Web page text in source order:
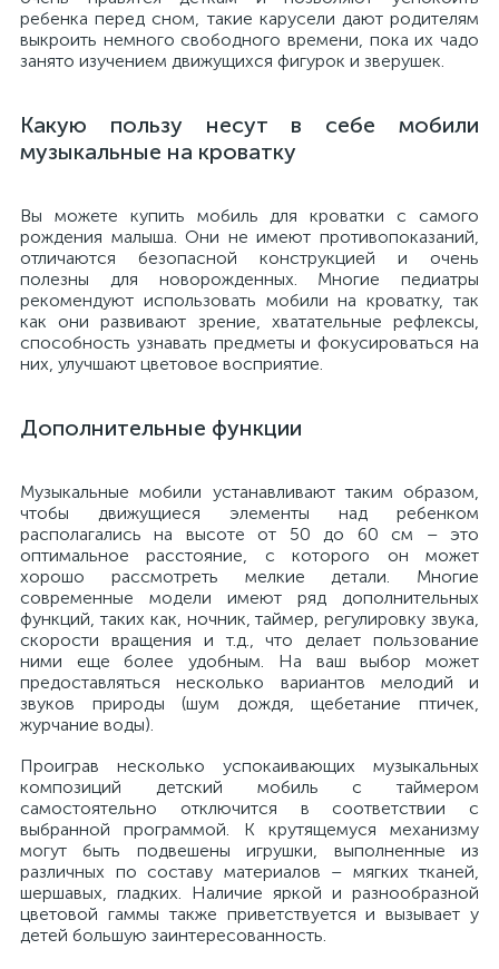
ребенка перед сном, такие карусели дают родителям
выкроить немного свободного времени, пока их чадо
занято изучением движущихся фигурок и зверушек.
Какую пользу несут в себе мобили
музыкальные на кроватку
Вы можете купить мобиль для кроватки с самого
рождения малыша. Они не имеют противопоказаний,
отличаются безопасной конструкцией и очень
полезны для новорожденных. Многие педиатры
рекомендуют использовать мобили на кроватку, так
как они развивают зрение, хватательные рефлексы,
способность узнавать предметы и фокусироваться на
них, улучшают цветовое восприятие.
Дополнительные функции
Музыкальные мобили устанавливают таким образом,
чтобы движущиеся элементы над ребенком
располагались на высоте от 50 до 60 см – это
оптимальное расстояние, с которого он может
хорошо рассмотреть мелкие детали. Многие
современные модели имеют ряд дополнительных
функций, таких как, ночник, таймер, регулировку звука,
скорости вращения и т.д., что делает пользование
ними еще более удобным. На ваш выбор может
предоставляться несколько вариантов мелодий и
звуков природы (шум дождя, щебетание птичек,
журчание воды).
Проиграв несколько успокаивающих музыкальных
композиций детский мобиль с таймером
самостоятельно отключится в соответствии с
выбранной программой. К крутящемуся механизму
могут быть подвешены игрушки, выполненные из
различных по составу материалов – мягких тканей,
шершавых, гладких. Наличие яркой и разнообразной
цветовой гаммы также приветствуется и вызывает у
детей большую заинтересованность.